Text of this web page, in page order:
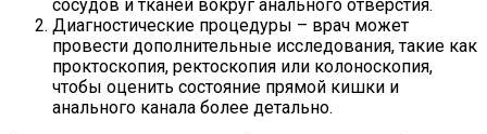
сосудов и тканей вокруг анального отверстия.
Диагностические процедуры – врач может
провести дополнительные исследования, такие как
проктоскопия, ректоскопия или колоноскопия,
чтобы оценить состояние прямой кишки и
анального канала более детально.